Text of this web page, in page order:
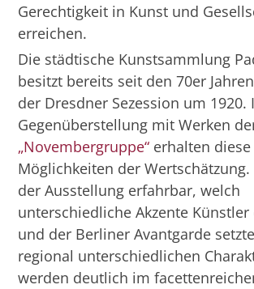
Gerechtigkeit in Kunst und
erreichen.
Die städtische Kunstsammlung
besitzt bereits seit den 70er
der Dresdner Sezession um 1920.
Gegenüberstellung mit Werken
„Novembergruppe“ erhalten
Möglichkeiten der Wertschätzung.
der Ausstellung erfahrbar, welch
unterschiedliche Akzente
und der Berliner Avantgarde
regional unterschiedlichen
werden deutlich im